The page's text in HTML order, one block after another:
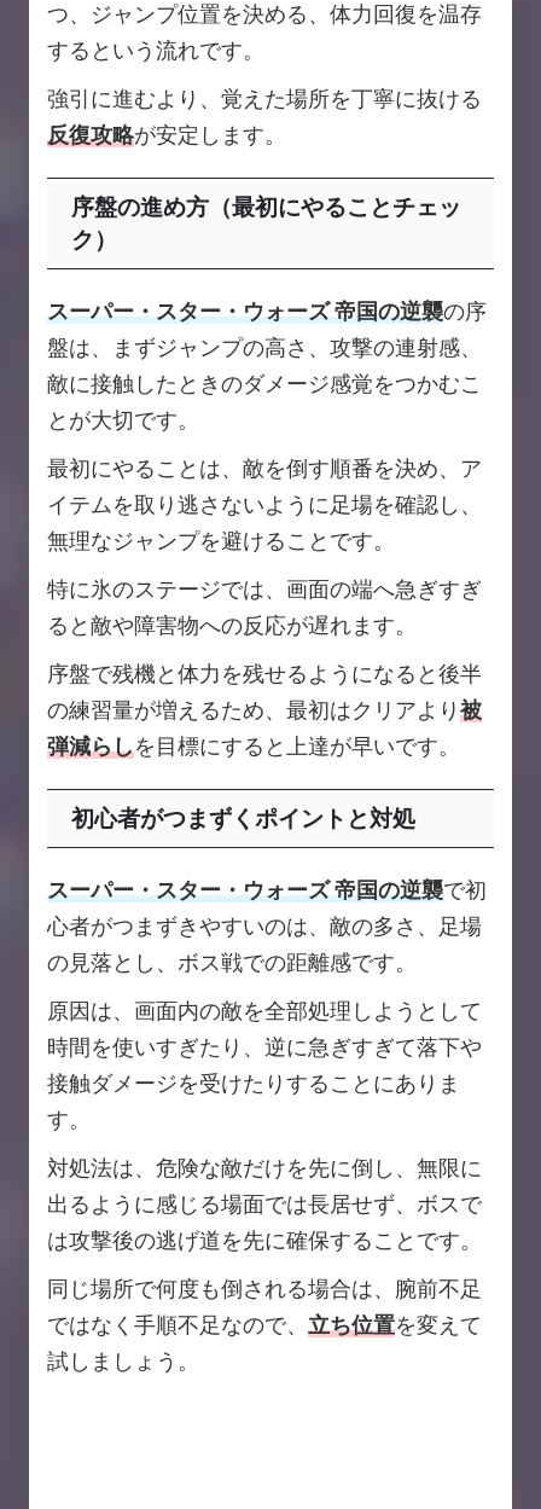
つ、ジャンプ位置を決める、体力回復を温存
するという流れです。
強引に進むより、覚えた場所を丁寧に抜ける
反復攻略が安定します。
序盤の進め方（最初にやることチェッ
ク）
スーパー・スター・ウォーズ 帝国の逆襲の序
盤は、まずジャンプの高さ、攻撃の連射感、
敵に接触したときのダメージ感覚をつかむこ
とが大切です。
最初にやることは、敵を倒す順番を決め、ア
イテムを取り逃さないように足場を確認し、
無理なジャンプを避けることです。
特に氷のステージでは、画面の端へ急ぎすぎ
ると敵や障害物への反応が遅れます。
序盤で残機と体力を残せるようになると後半
の練習量が増えるため、最初はクリアより被
弾減らしを目標にすると上達が早いです。
初心者がつまずくポイントと対処
スーパー・スター・ウォーズ 帝国の逆襲で初
心者がつまずきやすいのは、敵の多さ、足場
の見落とし、ボス戦での距離感です。
原因は、画面内の敵を全部処理しようとして
時間を使いすぎたり、逆に急ぎすぎて落下や
接触ダメージを受けたりすることにありま
す。
対処法は、危険な敵だけを先に倒し、無限に
出るように感じる場面では長居せず、ボスで
は攻撃後の逃げ道を先に確保することです。
同じ場所で何度も倒される場合は、腕前不足
ではなく手順不足なので、 立ち位置を変えて
試しましょう。